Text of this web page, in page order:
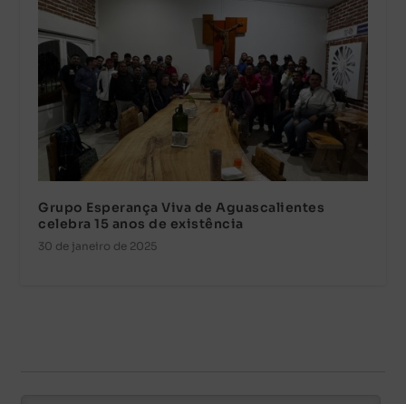
Grupo Esperança Viva de Aguascalientes
celebra 15 anos de existência
30 de janeiro de 2025